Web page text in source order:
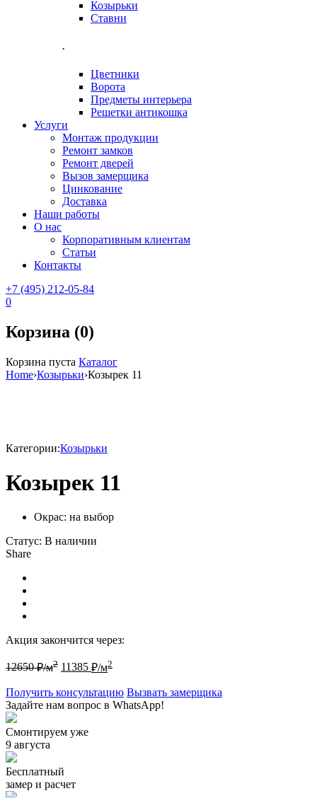
Козырьки
Ставни
.
Цветники
Ворота
Предметы интерьера
Решетки антикошка
Услуги
Монтаж продукции
Ремонт замков
Ремонт дверей
Вызов замерщика
Цинкование
Доставка
Наши работы
О нас
Корпоративным клиентам
Статьи
Контакты
+7 (495) 212-05-84
0
Корзина (0)
Корзина пуста Каталог
Home›Козырьки›Козырек 11
Категории:Козырьки
Козырек 11
Окрас: на выбор
Статус: В наличии
Share
Акция закончится через:
12650₽/м2 11385 ₽/м2
Получить консультацию Вызвать замерщика
Задайте нам вопрос в WhatsApp!
Смонтируем уже
9 августа
Бесплатный
замер и расчет